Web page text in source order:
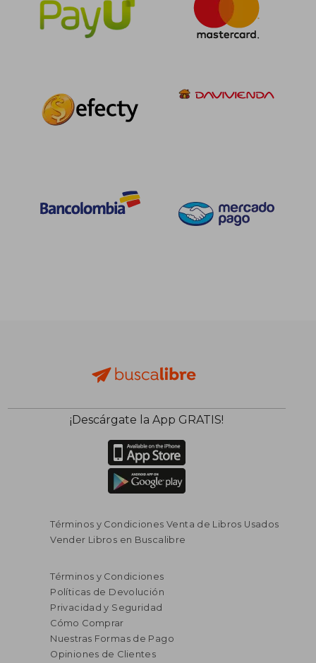
¡Descárgate la App GRATIS!
Términos y Condiciones Venta de Libros Usados
Vender Libros en Buscalibre
Términos y Condiciones
Políticas de Devolución
Privacidad y Seguridad
Cómo Comprar
Nuestras Formas de Pago
Opiniones de Clientes